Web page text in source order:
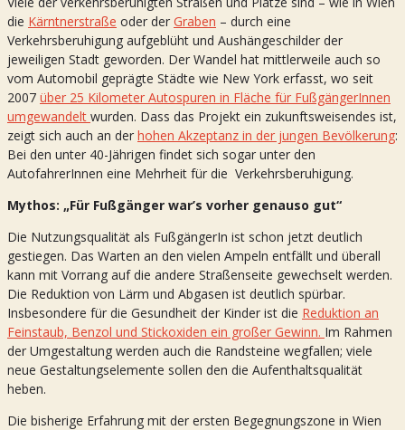
die Kärntnerstraße oder der Graben – durch eine
Verkehrsberuhigung aufgeblüht und Aushängeschilder der
jeweiligen Stadt geworden. Der Wandel hat mittlerweile auch so
vom Automobil geprägte Städte wie New York erfasst, wo seit
2007 über 25 Kilometer Autospuren in Fläche für FußgängerInnen
umgewandelt wurden. Dass das Projekt ein zukunftsweisendes ist,
zeigt sich auch an der hohen Akzeptanz in der jungen Bevölkerung:
Bei den unter 40-Jährigen findet sich sogar unter den
AutofahrerInnen eine Mehrheit für die Verkehrsberuhigung.
Mythos: „Für Fußgänger war’s vorher genauso gut“
Die Nutzungsqualität als FußgängerIn ist schon jetzt deutlich
gestiegen. Das Warten an den vielen Ampeln entfällt und überall
kann mit Vorrang auf die andere Straßenseite gewechselt werden.
Die Reduktion von Lärm und Abgasen ist deutlich spürbar.
Insbesondere für die Gesundheit der Kinder ist die Reduktion an
Feinstaub, Benzol und Stickoxiden ein großer Gewinn. Im Rahmen
der Umgestaltung werden auch die Randsteine wegfallen; viele
neue Gestaltungselemente sollen den die Aufenthaltsqualität
heben.
Die bisherige Erfahrung mit der ersten Begegnungszone in Wien